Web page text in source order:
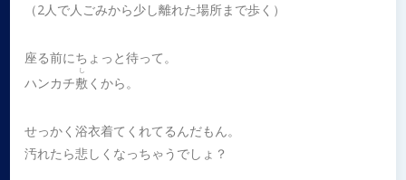
（2人で人ごみから少し離れた場所まで歩く）
座る前にちょっと待って。
ハンカチ敷
し
くから。
せっかく浴衣着てくれてるんだもん。
汚れたら悲しくなっちゃうでしょ？